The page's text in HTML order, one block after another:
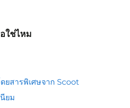
ใช่ไหม
ยสารพิเศษจาก Scoot
ยม